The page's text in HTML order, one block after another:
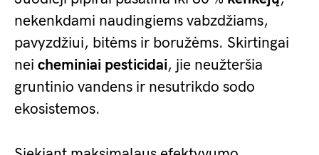
nekenkdami naudingiems vabzdžiams,
pavyzdžiui, bitėms ir boružėms. Skirtingai
nei cheminiai pesticidai, jie neužteršia
gruntinio vandens ir nesutrikdo sodo
ekosistemos.